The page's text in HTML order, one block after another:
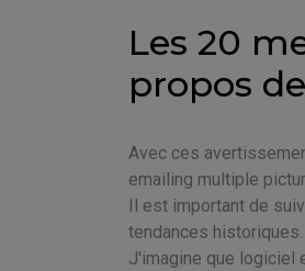
Les 20
propos
Avec ces
emailing multiple
Il est important de
tendances
J'imagine que logiciel